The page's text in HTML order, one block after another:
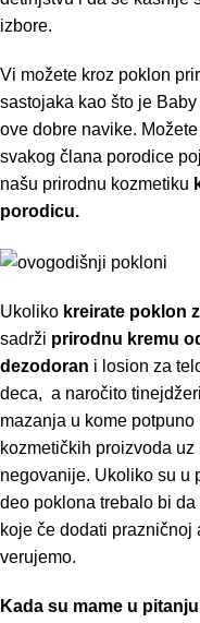
izbore.
Vi možete kroz poklon
sastojaka kao što je
ove dobre navike.
svakog člana porodice
našu prirodnu kozmetiku
porodicu.
Ukoliko kreirate poklon
sadrži prirodnu kremu
dezodoran i losion za
deca, a naročito
mazanja u kome
kozmetičkih proizvoda
negovanije. Ukoliko su u
deo poklona trebalo bi da
koje če dodati prazničnoj
verujemo.
Kada su mame u pitanju